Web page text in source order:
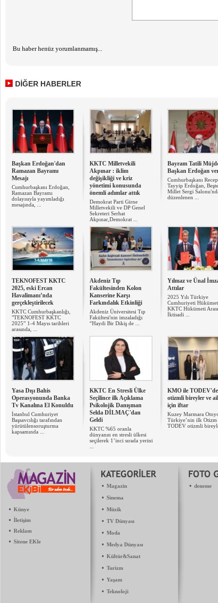
Bu haber henüz yorumlanmamış...
DİĞER HABERLER
Başkan Erdoğan'dan
Ramazan Bayramı
Mesajı
Cumhurbaşkanı Erdoğan,
Ramazan Bayramı
dolayısıyla yayımladığı
mesajında, ...
KKTC Milletvekili
Akpınar : iklim
değişikliği ve kriz
yönetimi konusunda
önemli adımlar attık
Demokrat Parti Girne
Milletvekili ve DP Genel
Sekreteri Serhat
Akpınar,Demokrat ...
Bayram Tatili
Başkan Erdoğan
Cumhurbaşkanı Recep
Tayyip Erdoğan,
Millet Sergi
düzenlenen ...
TEKNOFEST KKTC
2025, eski Ercan
Havalimanı’nda
gerçekleştirilecek
KKTC Cumhurbaşkanlığı,
"TEKNOFEST KKTC
2025” 1-4 Mayıs tarihleri
arasında, ...
Akdeniz Tıp
Fakültesinden Kolon
Kanserine Karşı
Farkındalık Etkinliği
Akdeniz Üniversitesi Tıp
Fakültesi'nin imzaladığı
“Haydi Bir Dikiş de ...
Yılmaz ve Ünal
Attılar
2025 Yılı Türkiye
Cumhuriyeti
KKTC Hükümeti
İktisadi ...
Yasa Dışı Bahis
Operasyonunda Banka
Tv Kanalına El Konuldu
İstanbul Cumhuriyet
Başsavcılığı tarafından
yürütülensoruşturma
kapsamında ...
KKTC En Stresli Ülke
Seçilince ilk Açıklama
Psikolojik Danışman
Selda DİLMAÇ'dan
Geldi
KKTC %65 oranla
dünyanın en stresli ülkesi
seçilerek 1’inci sırada yerini
KMO ile
otizmli bireyler ve
için iftar
Kuzey Marmara
Türkiye’nin ilk Otizm
TODEV otizmli
• Künye
• İletişim
• Reklam
• Sitene EKle
• Magazin
• Sinema
• Müzik
• TV Dünyası
• Moda
• Medya Dünyası
• Kültür&Sanat
• Turizm
• Yaşam
• Teknoloji
• deneme